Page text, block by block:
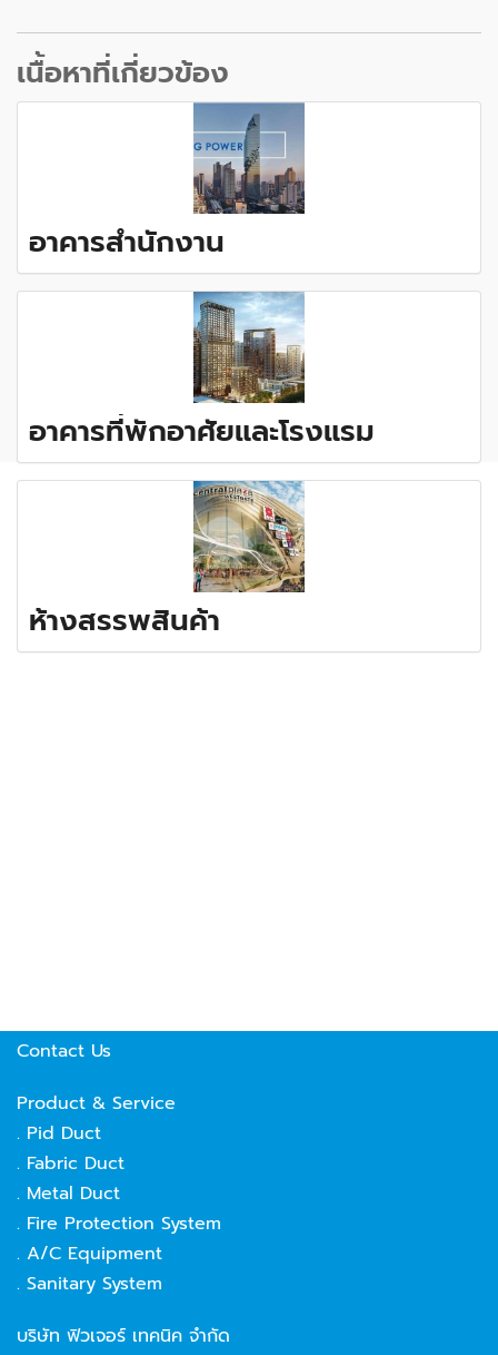
เนื้อหาที่เกี่ยวข้อง
อาคารสำนักงาน
อาคารที่พักอาศัยและโรงแรม
ห้างสรรพสินค้า
Contact Us
Product & Service
. Pid Duct
. Fabric Duct
. Metal Duct
. Fire Protection System
. A/C Equipment
. Sanitary System
บริษัท ฟิวเจอร์ เทคนิค จำกัด